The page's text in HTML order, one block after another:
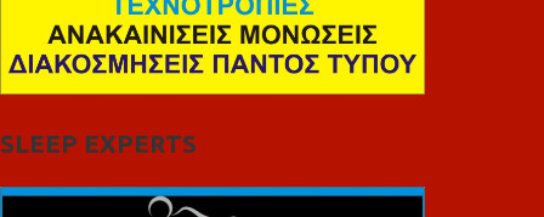
SLEEP EXPERTS